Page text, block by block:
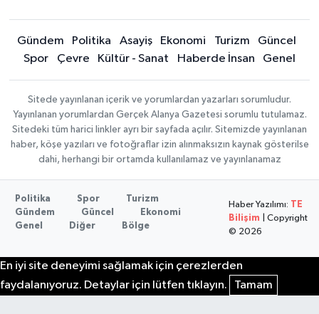
Gündem Politika Asayiş Ekonomi Turizm
Güncel
Spor
Çevre Kültür - Sanat Haberde İnsan Genel
Sitede yayınlanan içerik ve yorumlardan yazarları sorumludur.
Yayınlanan yorumlardan Gerçek Alanya Gazetesi sorumlu tutulamaz.
Sitedeki tüm harici linkler ayrı bir sayfada açılır. Sitemizde yayınlanan
haber, köşe yazıları ve fotoğraflar izin alınmaksızın kaynak gösterilse
dahi, herhangi bir ortamda kullanılamaz ve yayınlanamaz
Politika Spor
Turizm
Gündem
Güncel
Ekonomi
Genel
Diğer Bölge
Haber Yazılımı:
TE
Bilişim | Copyright
© 2026
En iyi site deneyimi sağlamak için çerezlerden
faydalanıyoruz. Detaylar için lütfen tıklayın.
Tamam